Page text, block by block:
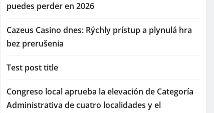
puedes perder en 2026
Cazeus Casino dnes: Rýchly prístup a plynulá hra
bez prerušenia
Test post title
Congreso local aprueba la elevación de Categoría
Administrativa de cuatro localidades y el